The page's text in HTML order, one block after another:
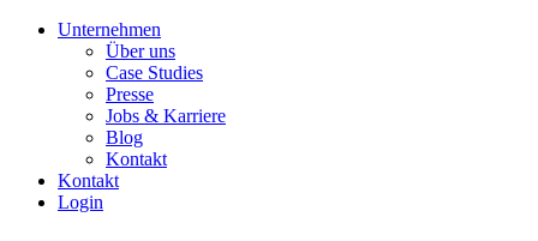
Unternehmen
Über uns
Case Studies
Presse
Jobs & Karriere
Blog
Kontakt
Kontakt
Login